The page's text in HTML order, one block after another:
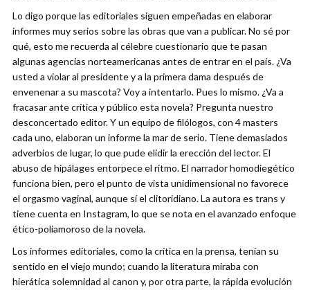
Lo digo porque las editoriales siguen empeñadas en elaborar
informes muy serios sobre las obras que van a publicar. No sé por
qué, esto me recuerda al célebre cuestionario que te pasan
algunas agencias norteamericanas antes de entrar en el país. ¿Va
usted a violar al presidente y a la primera dama después de
envenenar a su mascota? Voy a intentarlo. Pues lo mismo. ¿Va a
fracasar ante crítica y público esta novela? Pregunta nuestro
desconcertado editor. Y un equipo de filólogos, con 4 masters
cada uno, elaboran un informe la mar de serio. Tiene demasiados
adverbios de lugar, lo que pude elidir la erección del lector. El
abuso de hipálages entorpece el ritmo. El narrador homodiegético
funciona bien, pero el punto de vista unidimensional no favorece
el orgasmo vaginal, aunque sí el clitoridiano. La autora es trans y
tiene cuenta en Instagram, lo que se nota en el avanzado enfoque
ético-poliamoroso de la novela.
Los informes editoriales, como la crítica en la prensa, tenían su
sentido en el viejo mundo; cuando la literatura miraba con
hierática solemnidad al canon y, por otra parte, la rápida evolución